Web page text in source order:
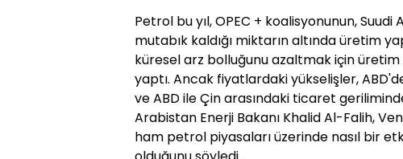
Petrol bu yıl, OPEC + koalisyonunun, Suudi
mutabık kaldığı miktarın altında üretim
küresel arz bolluğunu azaltmak için üretim
yaptı. Ancak fiyatlardaki yükselişler,
ve ABD ile Çin arasındaki ticaret
Arabistan Enerji Bakanı Khalid Al-Falih,
ham petrol piyasaları üzerinde nasıl bir